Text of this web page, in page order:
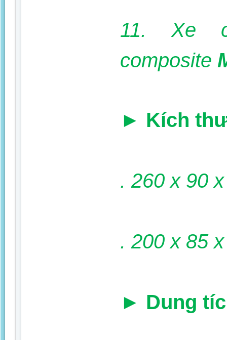
11. Xe
composite
► Kích
. 260 x 90
. 200 x 85
► Dung